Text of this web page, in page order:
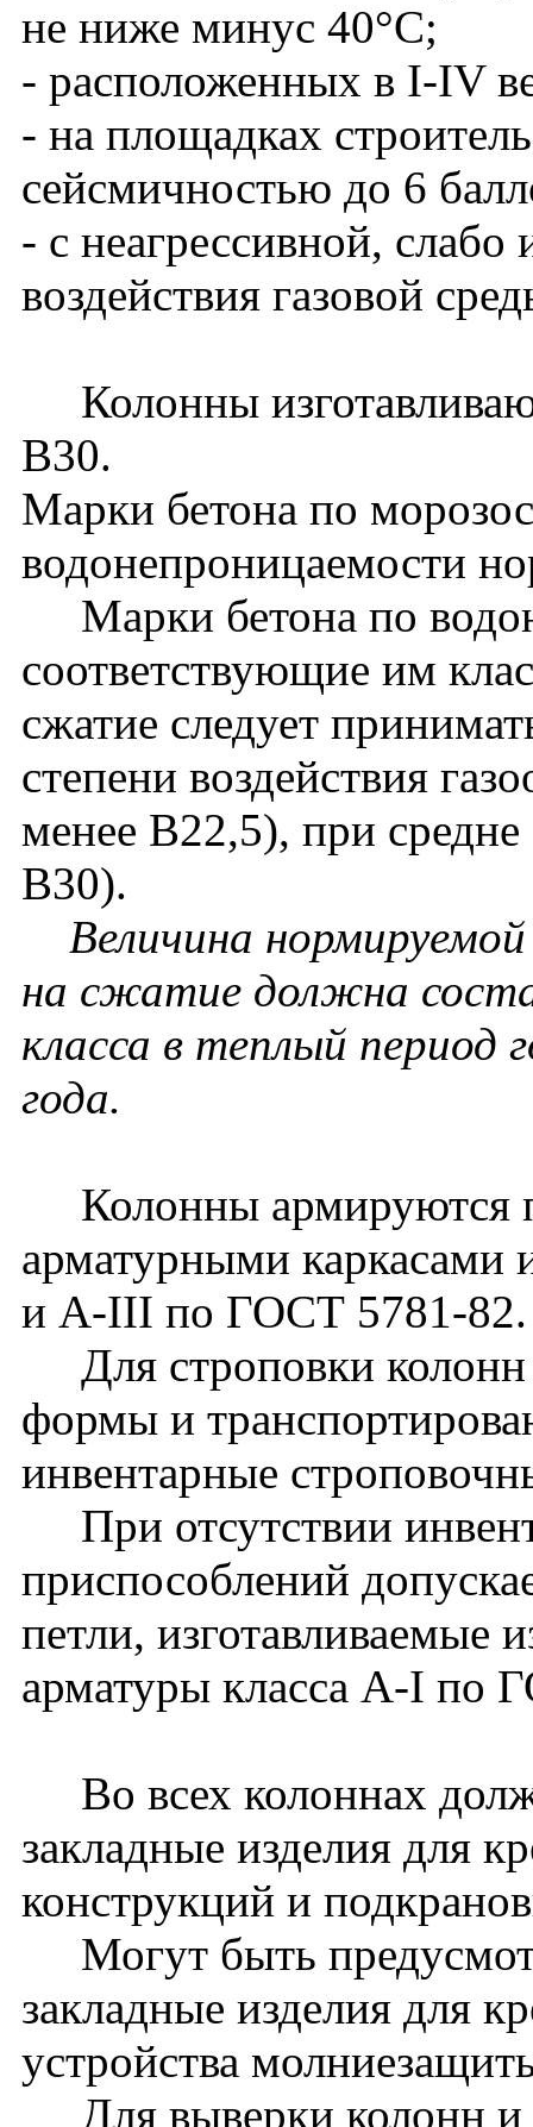
не ниже минус 40°С;
- расположенных в I-IV
- на площадках
сейсмичностью до 6
- с неагрессивной, слабо
воздействия газовой
Колонны
В30.
Марки бетона по
водонепроницаемости
Марки бетона по
соответствующие им
сжатие следует
степени воздействия
менее В22,5), при
В30).
Величина
на сжатие должна
класса в теплый период
года.
Колонны армируются
арматурными каркасами
и A-III по ГОСТ 5781-82.
Для строповки колонн
формы и
инвентарные
При отсутствии
приспособлений
петли, изготавливаемые
арматуры класса A-I по
Во всех колоннах
закладные изделия для
конструкций и
Могут быть
закладные изделия для
устройства
Для выверки колонн